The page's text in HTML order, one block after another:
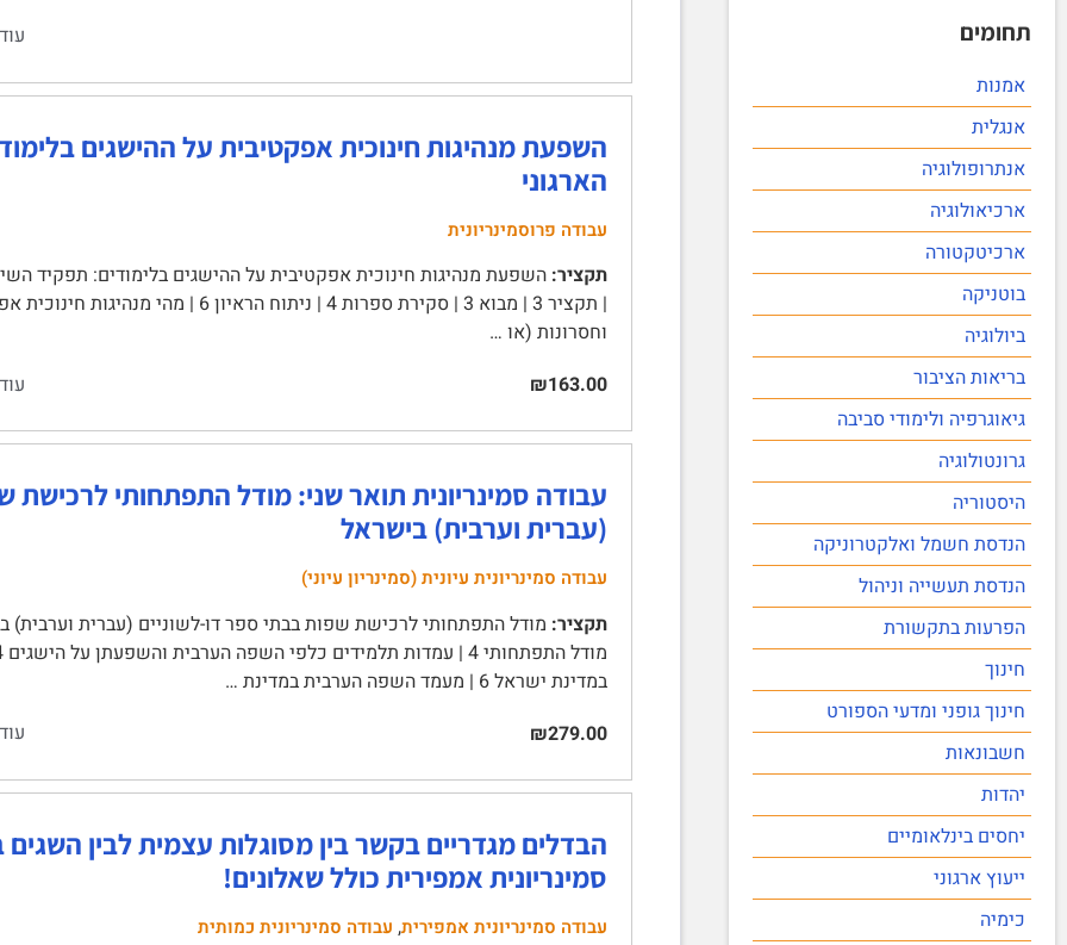
תחומים
אמנות
אנגלית
אנתרופולוגיה
ארכיאולוגיה
ארכיטקטורה
בוטניקה
ביולוגיה
בריאות הציבור
גיאוגרפיה ולימודי סביבה
גרונטולוגיה
היסטוריה
הנדסת חשמל ואלקטרוניקה
הנדסת תעשייה וניהול
הפרעות בתקשורת
חינוך
חינוך גופני ומדעי הספורט
חשבונאות
יהדות
יחסים בינלאומיים
ייעוץ ארגוני
כימיה
השפעת מנהיגות חינוכית אפקטיבית על ההישגים
הארגוני
עבודה פרוסמינריונית
תקציר: השפעת מנהיגות חינוכית אפקטיבית על ההישגים בלימודים: תפקיד
וחסרונות (או …
₪163.00
עבודה סמינריונית תואר שני: מודל התפתחותי לרכישת
(עברית וערבית) בישראל
עבודה סמינריונית עיונית (סמינריון עיוני)
תקציר:
במדינת ישראל 6 | מעמד השפה הערבית במדינת …
₪279.00
הבדלים מגדריים בקשר בין מסוגלות עצמית לבין
סמינריונית אמפירית כולל שאלונים!
עבודה סמינריונית אמפירית, עבודה סמינריונית כמותית